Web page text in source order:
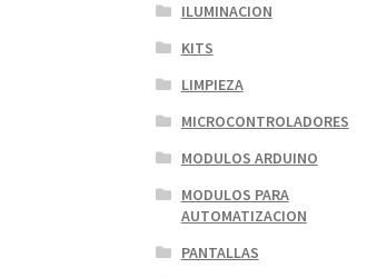
ILUMINACION
KITS
LIMPIEZA
MICROCONTROLADORES
MODULOS ARDUINO
MODULOS PARA
AUTOMATIZACION
PANTALLAS